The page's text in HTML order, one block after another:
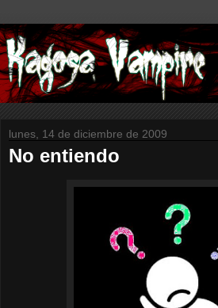
lunes, 14 de diciembre de 2009
No entiendo